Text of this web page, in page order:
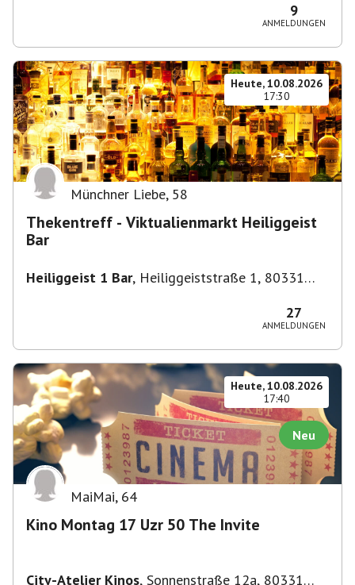
9
ANMELDUNGEN
Heute, 10.08.2026
17:30
Münchner Liebe, 58
Thekentreff - Viktualienmarkt Heiliggeist
Bar
Heiliggeist 1 Bar, Heiliggeiststraße 1, 80331
27
ANMELDUNGEN
Heute, 10.08.2026
17:40
Neu
MaiMai, 64
Kino Montag 17 Uzr 50 The Invite
City-Atelier Kinos, Sonnenstraße 12a, 80331